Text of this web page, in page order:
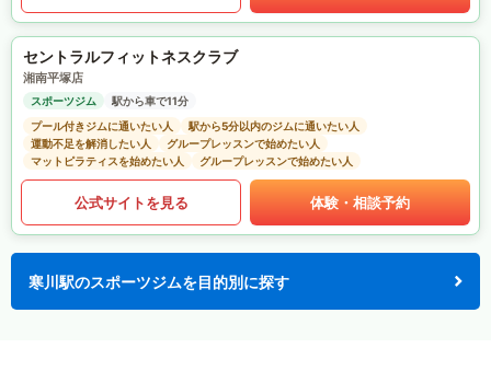
セントラルフィットネスクラブ
湘南平塚店
スポーツジム
駅から車で11分
プール付きジムに通いたい人
駅から5分以内のジムに通いたい人
運動不足を解消したい人
グループレッスンで始めたい人
マットピラティスを始めたい人
グループレッスンで始めたい人
公式サイトを見る 体験・相談予約
寒川駅のスポーツジムを目的別に探す